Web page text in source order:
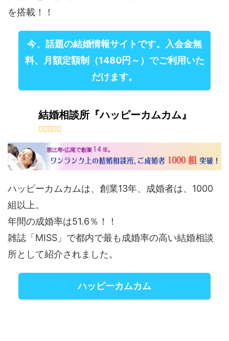
を搭載！！
今、話題の結婚情報サイトです。入会金無
料、月額定額制（1480円～）でご利用いた
だけます。
結婚相談所『ハッピーカムカム』
ハッピーカムカムは、創業13年、成婚者は、1000
組以上。
年間の成婚率は51.6％！！
雑誌「MISS」で都内で最も成婚率の高い結婚相談
所として紹介されました。
ハッピーカムカム